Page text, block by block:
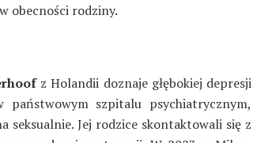
obecności rodziny.
z Holandii doznaje głębokiej depresji
państwowym szpitalu psychiatrycznym,
seksualnie. Jej rodzice skontaktowali się z